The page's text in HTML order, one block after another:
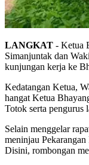
LANGKAT - Ketua
Simanjuntak dan
kunjungan kerja ke
Kedatangan Ketua,
hangat Ketua
Totok serta pengurus
Selain menggelar
meninjau
Disini, rombongan